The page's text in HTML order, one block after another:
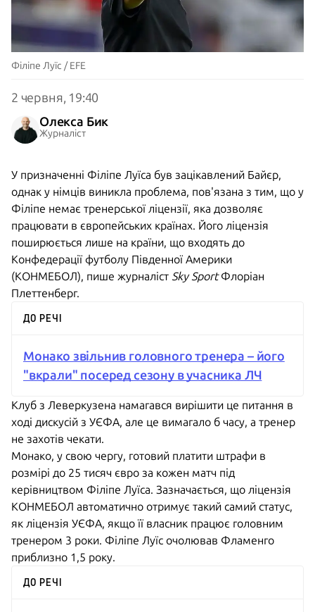
Філіпе Луїс / EFE
2 червня, 19:40
Олекса Бик
Журналіст
У призначенні Філіпе Луїса був зацікавлений Байєр,
однак у німців виникла проблема, пов'язана з тим, що у
Філіпе немає тренерської ліцензії, яка дозволяє
працювати в європейських країнах. Його ліцензія
поширюється лише на країни, що входять до
Конфедерації футболу Південної Америки
(КОНМЕБОЛ), пише журналіст Sky SportФлоріан
Плеттенберг.
ДО РЕЧІ
Монако звільнив головного тренера – його
"вкрали" посеред сезону в учасника ЛЧ
Клуб з Леверкузена намагався вирішити це питання в
ході дискусій з УЄФА, але це вимагало б часу, а тренер
не захотів чекати.
Монако, у свою чергу, готовий платити штрафи в
розмірі до 25 тисяч євро за кожен матч під
керівництвом Філіпе Луїса. Зазначається, що ліцензія
КОНМЕБОЛ автоматично отримує такий самий статус,
як ліцензія УЄФА, якщо її власник працює головним
тренером 3 роки. Філіпе Луїс очолював Фламенго
приблизно 1,5 року.
ДО РЕЧІ